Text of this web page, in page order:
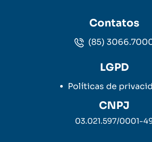
Contatos
(85)
LGPD
Políticas de
CNPJ
03.021.597/0001-